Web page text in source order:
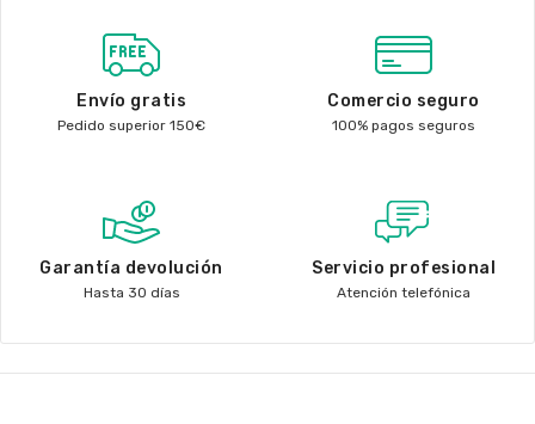
Envío gratis
Pedido superior 150€
Comercio seguro
100% pagos seguros
Garantía devolución
Hasta 30 días
Servicio profesional
Atención telefónica